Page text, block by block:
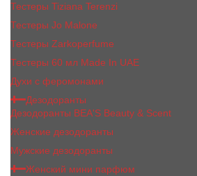
Тестеры Tiziana Terenzi
Тестеры Jо Malоnе
Тестеры Zarkoperfume
Тестеры 60 мл Made In UAE
Духи с феромонами
Дезодоранты
Дезодоранты BEA'S Beauty & Scent
Женские дезодоранты
Мужские дезодоранты
Женский мини парфюм